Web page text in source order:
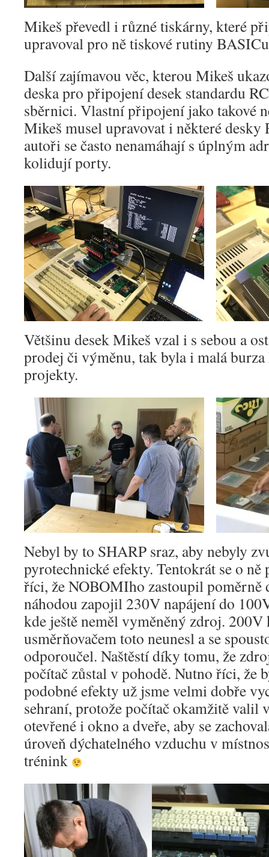
Mikeš převedl i různé tiskárny, které
upravoval pro ně tiskové rutiny
Další zajímavou věc, kterou Mikeš
deska pro připojení desek standardu
sběrnici. Vlastní připojení jako takové
Mikeš musel upravovat i některé desky
autoři se často nenamáhají s úplným
kolidují porty.
Většinu desek Mikeš vzal i s sebou a
prodej či výměnu, tak byla i malá
projekty.
Nebyl by to SHARP sraz, aby nebyly
pyrotechnické efekty. Tentokrát se o
říci, že NOBOMIho zastoupil poměrně
náhodou zapojil 230V napájení do
kde ještě neměl vyměněný zdroj. 200V
usměrňovačem toto neunesl a se
odporoučel. Naštěstí díky tomu, že
počítač zůstal v pohodě. Nutno říci, že
podobné efekty už jsme velmi dobře
sehraní, protože počítač okamžitě valil
otevřené i okno a dveře, aby se
úroveň dýchatelného vzduchu v
trénink